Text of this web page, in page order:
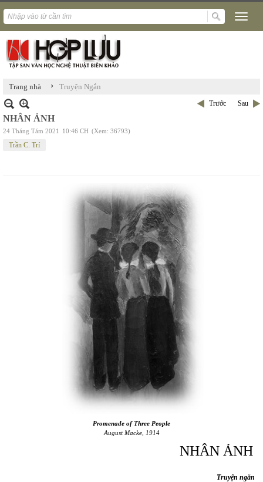
Trang nhà › Truyện Ngắn
Trước Sau
NHÂN ẢNH
24 Tháng Tám 2021 10:46 CH (Xem: 36793)
Trần C. Trí
Promenade of Three People
August Macke, 1914
NHÂN ẢNH
Truyện ngắn